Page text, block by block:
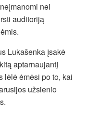
nei
auditoriją
Lukašenka įsakė
aptarnaujantį
lėlė ėmėsi po to, kai
užsienio